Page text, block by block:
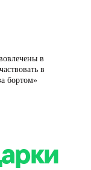
в
в
бортом»